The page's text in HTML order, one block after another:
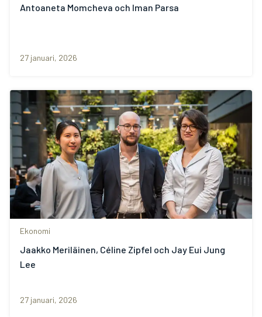
Antoaneta Momcheva och Iman Parsa
27 januari, 2026
Ekonomi
Jaakko Meriläinen, Céline Zipfel och Jay Eui Jung
Lee
27 januari, 2026